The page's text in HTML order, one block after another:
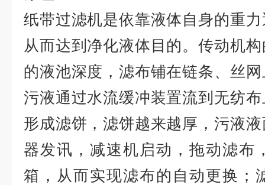
纸带过滤机是依靠液体自身的重
从而达到净化液体目的。传动机
的液池深度，滤布铺在链条、丝
污液通过水流缓冲装置流到无纺
形成滤饼，滤饼越来越厚，污液
器发讯，减速机启动，拖动滤布
箱，从而实现滤布的自动更换；